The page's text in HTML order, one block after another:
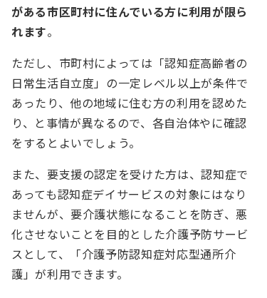
がある市区町村に住んでいる方に利用が限ら
れます。
ただし、市町村によっては「認知症高齢者の
日常生活自立度」の一定レベル以上が条件で
あったり、他の地域に住む方の利用を認めた
り、と事情が異なるので、各自治体やに確認
をするとよいでしょう。
また、要支援の認定を受けた方は、認知症で
あっても認知症デイサービスの対象にはなり
ませんが、要介護状態になることを防ぎ、悪
化させないことを目的とした介護予防サービ
スとして、「介護予防認知症対応型通所介
護」が利用できます。